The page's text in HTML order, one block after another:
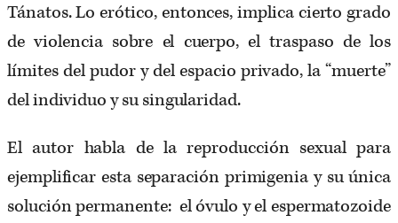
Tánatos. Lo erótico, entonces, implica cierto grado
de violencia sobre el cuerpo, el traspaso de los
límites del pudor y del espacio privado, la “muerte”
del individuo y su singularidad.
El autor habla de la reproducción sexual para
ejemplificar esta separación primigenia y su única
solución permanente: el óvulo y el espermatozoide